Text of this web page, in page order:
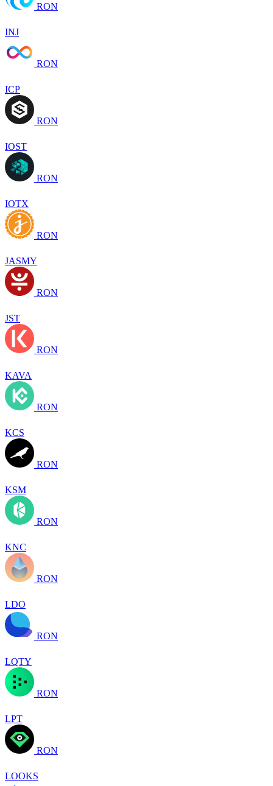
RON
INJ
RON
ICP
RON
IOST
RON
IOTX
RON
JASMY
RON
JST
RON
KAVA
RON
KCS
RON
KSM
RON
KNC
RON
LDO
RON
LQTY
RON
LPT
RON
LOOKS